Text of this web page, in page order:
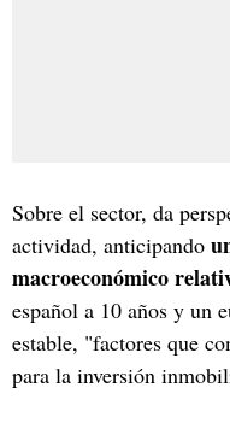
Sobre el sector, da
actividad, anticipando
macroeconómico
español a 10 años y un
estable, "factores que
para la inversión